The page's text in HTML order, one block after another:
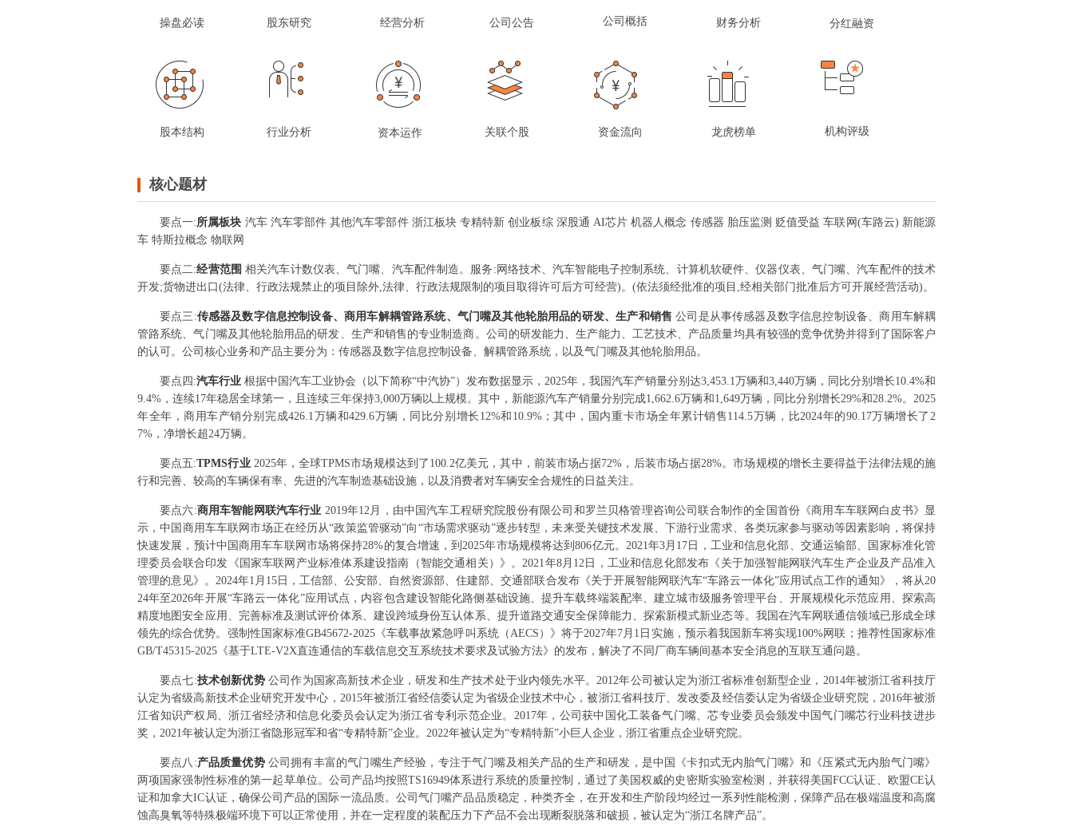
操盘必读 股东研究 经营分析 公司公告 公司概括 财务分析 分红融资
股本结构 行业分析 资本运作 关联个股 资金流向 龙虎榜单 机构评级
核心题材
要点一:所属板块 汽车 汽车零部件 其他汽车零部件 浙江板块 专精特新 创业板综 深股通 AI芯片 机器人概念 传感器 胎压监测 贬值受益 车联网(车路云) 新能源
车 特斯拉概念 物联网
要点二:经营范围相关汽车计数仪表、气门嘴、汽车配件制造。服务:网络技术、汽车智能电子控制系统、计算机软硬件、仪器仪表、气门嘴、汽车配件的技术
开发;货物进出口(法律、行政法规禁止的项目除外,法律、行政法规限制的项目取得许可后方可经营)。(依法须经批准的项目,经相关部门批准后方可开展经营活动)。
要点三 :传感器及数字信息控制设备、商用车解耦管路系统、气门嘴及其他轮胎用品的研发、生产和销售公司是从事传感器及数字信息控制设备、商用车解耦
管路系统、气门嘴及其他轮胎用品的研发、生产和销售的专业制造商。公司的研发能力、生产能力、工艺技术、产品质量均具有较强的竞争优势并得到了国际客户
的认可。公司核心业务和产品主要分为：传感器及数字信息控制设备、解耦管路系统，以及气门嘴及其他轮胎用品。
要点 四 :汽车行业 根据中国汽车工业协会（以下简称“中汽协”）发布数据显示，2025年，我国汽车产销量分别达3,453.1万辆和3,440万辆，同比分别增长10.4%和
9.4%，连续17年稳居全球第一，且连续三年保持3,000万辆以上规模。其中，新能源汽车产销量分别完成1,662.6万辆和1,649万辆，同比分别增长29%和28.2%。2025
年全年，商用车产销分别完成426.1万辆和429.6万辆，同比分别增长12%和10.9%；其中，国内重卡市场全年累计销售114.5万辆，比2024年的90.17万辆增长了2
7%，净增长超24万辆。
要点五:TPMS行业 2025年，全球TPMS市场规模达到了100.2亿美元，其中，前装市场占据72%，后装市场占据28%。市场规模的增长主要得益于法律法规的施
行和完善、较高的车辆保有率、先进的汽车制造基础设施，以及消费者对车辆安全合规性的日益关注。
要点六:商用车智能网联汽车行业 2019年12月，由中国汽车工程研究院股份有限公司和罗兰贝格管理咨询公司联合制作的全国首份《商用车车联网白皮书》显
示，中国商用车车联网市场正在经历从“政策监管驱动”向“市场需求驱动”逐步转型，未来受关键技术发展、下游行业需求、各类玩家参与驱动等因素影响，将保持
快速发展，预计中国商用车车联网市场将保持28%的复合增速，到2025年市场规模将达到806亿元。2021年3月17日，工业和信息化部、交通运输部、国家标准化管
理委员会联合印发《国家车联网产业标准体系建设指南（智能交通相关）》。2021年8月12日，工业和信息化部发布《关于加强智能网联汽车生产企业及产品准入
管理的意见》。2024年1月15日，工信部、公安部、自然资源部、住建部、交通部联合发布《关于开展智能网联汽车“车路云一体化”应用试点工作的通知》，将从20
24年至2026年开展“车路云一体化”应用试点，内容包含建设智能化路侧基础设施、提升车载终端装配率、建立城市级服务管理平台、开展规模化示范应用、探索高
精度地图安全应用、完善标准及测试评价体系、建设跨域身份互认体系、提升道路交通安全保障能力、探索新模式新业态等。我国在汽车网联通信领域已形成全球
领先的综合优势。强制性国家标准GB45672-2025《车载事故紧急呼叫系统（AECS）》将于2027年7月1日实施，预示着我国新车将实现100%网联；推荐性国家标准
GB/T45315-2025《基于LTE-V2X直连通信的车载信息交互系统技术要求及试验方法》的发布，解决了不同厂商车辆间基本安全消息的互联互通问题。
要点七:技术创新优势 公司作为国家高新技术企业，研发和生产技术处于业内领先水平。2012年公司被认定为浙江省标准创新型企业，2014年被浙江省科技厅
认定为省级高新技术企业研究开发中心，2015年被浙江省经信委认定为省级企业技术中心，被浙江省科技厅、发改委及经信委认定为省级企业研究院，2016年被浙
江省知识产权局、浙江省经济和信息化委员会认定为浙江省专利示范企业。2017年，公司获中国化工装备气门嘴、芯专业委员会颁发中国气门嘴芯行业科技进步
奖，2021年被认定为浙江省隐形冠军和省“专精特新”企业。2022年被认定为“专精特新”小巨人企业，浙江省重点企业研究院。
要点 八 :产品质量优势 公司拥有丰富的气门嘴生产经验，专注于气门嘴及相关产品的生产和研发，是中国《卡扣式无内胎气门嘴》和《压紧式无内胎气门嘴》
两项国家强制性标准的第一起草单位。公司产品均按照TS16949体系进行系统的质量控制，通过了美国权威的史密斯实验室检测，并获得美国FCC认证、欧盟CE认
证和加拿大IC认证，确保公司产品的国际一流品质。公司气门嘴产品品质稳定，种类齐全，在开发和生产阶段均经过一系列性能检测，保障产品在极端温度和高腐
蚀高臭氧等特殊极端环境下可以正常使用，并在一定程度的装配压力下产品不会出现断裂脱落和破损，被认定为“浙江名牌产品”。